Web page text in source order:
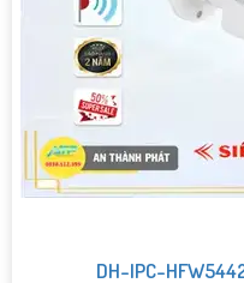
DH-IPC-